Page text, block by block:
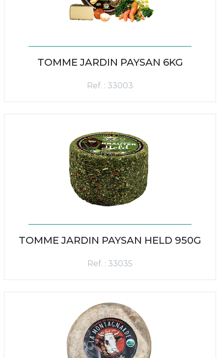
TOMME JARDIN PAYSAN 6KG
Ref. : 33003
TOMME JARDIN PAYSAN HELD 950G
Ref. : 33035